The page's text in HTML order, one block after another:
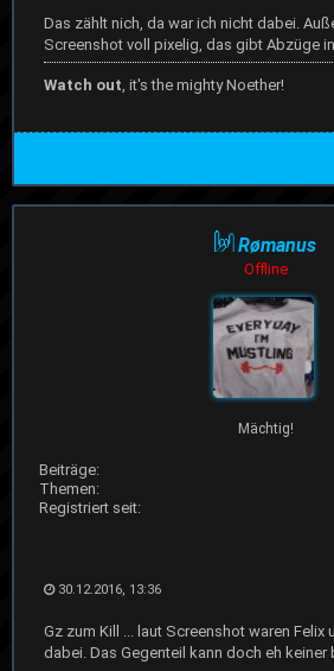
Das zählt nich, da war ich nicht dabei.
Screenshot voll pixelig, das gibt Abzüge
Watch out, it's the mighty Noether!
Rømanus
Offline
Mächtig!
Beiträge:
Themen:
Registriert seit:
30.12.2016, 13:36
Gz zum Kill ... laut Screenshot waren Felix
dabei. Das Gegenteil kann doch eh keiner